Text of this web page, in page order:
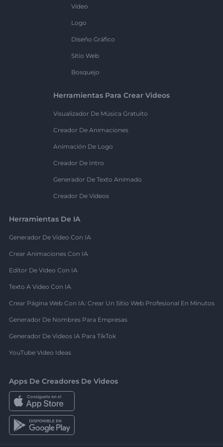
Vídeo
Logo
Diseño Gráfico
Sitio Web
Bosquejo
Herramientas Para Crear Videos
Visualizador De Música Gratuito
Creador De Animaciones
Animación De Logo
Creador De Intro
Generador De Texto Animado
Creador De Videos
Herramientas De IA
Generador De Video Con IA
Crear Animaciones Con IA
Editor De Video Con IA
Texto A Video Con IA
Crear Página Web Con IA: Crear Un Sitio Web Profesional En Minutos
Generador De Nombres Para Empresas
Generador De Videos IA Para TikTok
YouTube Video Ideas
Apps De Creadores De Videos